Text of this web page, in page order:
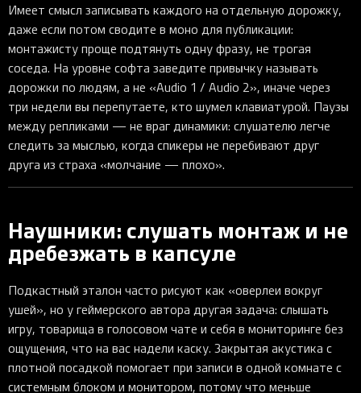
Имеет смысл записывать каждого на отдельную дорожку,
даже если потом сводите в моно для публикации:
монтажисту проще подтянуть одну фразу, не трогая
соседа. На уровне софта заведите привычку называть
дорожки по людям, а не «Audio 1 / Audio 2», иначе через
три недели вы перепутаете, кто шумел клавиатурой. Паузы
между репликами — не враг динамики: слушателю легче
следить за мыслью, когда спикеры не перебивают друг
друга из страха «молчание — плохо».
Наушники: слушать монтаж и не
дребезжать в капсуле
Подкастный эталон часто рисуют как «оверлеи вокруг
ушей», но у геймерского автора другая задача: слышать
игру, товарища в голосовом чате и себя в мониторинге без
ощущения, что на вас надели каску. Закрытая акустика с
плотной посадкой помогает при записи в одной комнате с
системным блоком и монитором, потому что меньше